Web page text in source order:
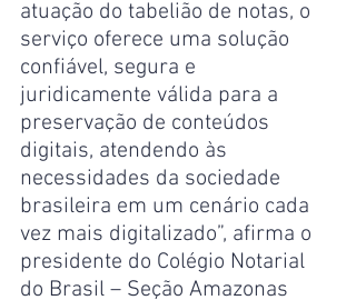
atuação do tabelião de notas, o
serviço oferece uma solução
confiável, segura e
juridicamente válida para a
preservação de conteúdos
digitais, atendendo às
necessidades da sociedade
brasileira em um cenário cada
vez mais digitalizado”, afirma o
presidente do Colégio Notarial
do Brasil – Seção Amazonas